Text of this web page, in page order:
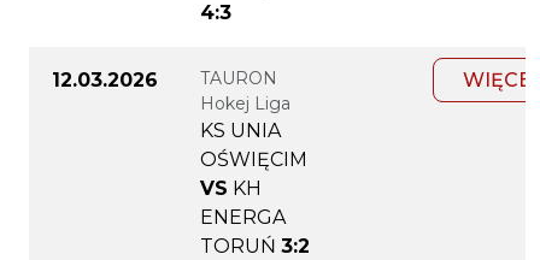
4:3
12.03.2026
TAURON
Hokej Liga
KS UNIA
OŚWIĘCIM
VS KH
ENERGA
TORUŃ 3:2
WIĘCEJ